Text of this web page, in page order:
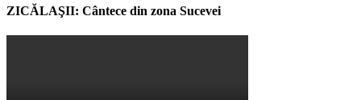
ZICĂLAŞII: Cântece din zona Sucevei